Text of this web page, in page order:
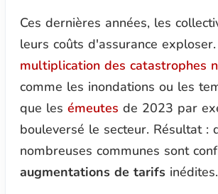
Ces dernières années, les
leurs coûts d'assurance
multiplication des catastrophes
comme les inondations ou les
que les émeutes de 2023 par
bouleversé le secteur. Résultat :
nombreuses communes sont
augmentations de tarifsinédites.